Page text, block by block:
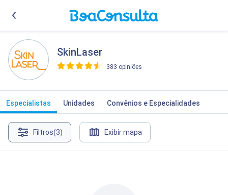
SkinLaser
383 opiniões
Especialistas Unidades Convênios e Especialidades
Filtros(3) Exibir mapa